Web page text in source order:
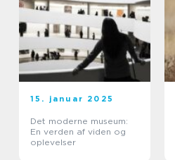
15. januar 2025
Det moderne museum:
En verden af viden og
oplevelser